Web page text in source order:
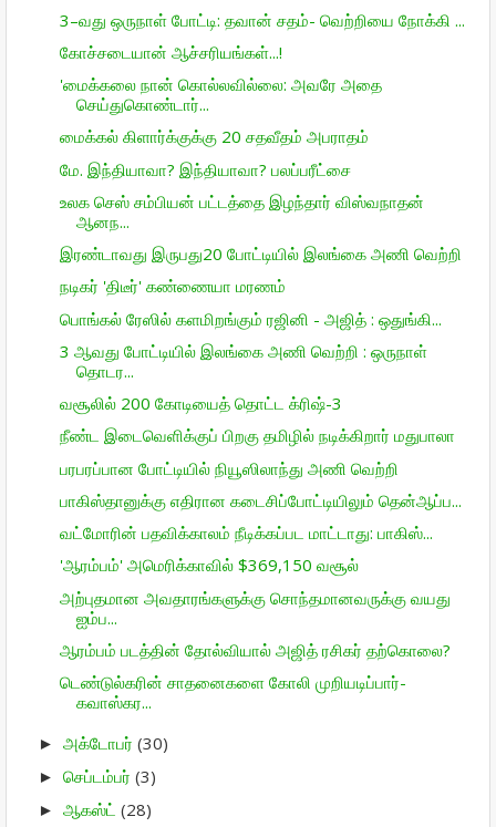
3–வது ஒருநாள் போட்டி: தவான் சதம்- வெற்றியை நோக்கி ...
கோச்சடையான் ஆச்சரியங்கள்...!
'மைக்கலை நான் கொல்லவில்லை: அவரே அதை
செய்துகொண்டார்...
மைக்கல் கிளார்க்குக்கு 20 சதவீதம் அபராதம்
மே. இந்தியாவா? இந்தியாவா? பலப்பரீட்சை
உலக செஸ் சம்பியன் பட்டத்தை இழந்தார் விஸ்வநாதன்
ஆனந...
இரண்டாவது இருபது20 போட்டியில் இலங்கை அணி வெற்றி
நடிகர் 'திடீர்' கண்ணையா மரணம்
பொங்கல் ரேஸில் களமிறங்கும் ரஜினி - அஜித் : ஒதுங்கி...
3 ஆவது போட்டியில் இலங்கை அணி வெற்றி : ஒருநாள்
தொடர...
வசூலில் 200 கோடியைத் தொட்ட க்ரிஷ்-3
நீண்ட இடைவெளிக்குப் பிறகு தமிழில் நடிக்கிறார் மதுபாலா
பரபரப்பான போட்டியில் நியூஸிலாந்து அணி வெற்றி
பாகிஸ்தானுக்கு எதிரான கடைசிப்போட்டியிலும் தென்ஆப்ப...
வட்மோரின் பதவிக்காலம் நீடிக்கப்பட மாட்டாது: பாகிஸ்...
'ஆரம்பம்' அமெரிக்காவில் $369,150 வசூல்
அற்புதமான அவதாரங்களுக்கு சொந்தமானவருக்கு வயது
ஐம்ப...
ஆரம்பம் படத்தின் தோல்வியால் அஜித் ரசிகர் தற்கொலை?
டெண்டுல்கரின் சாதனைகளை கோலி முறியடிப்பார்-
கவாஸ்கர...
► அக்டோபர் (30)
► செப்டம்பர் (3)
► ஆகஸ்ட் (28)